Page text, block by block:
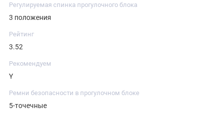
Регулируемая спинка прогулочного блока
3 положения
Рейтинг
3.52
Рекомендуем
Y
Ремни безопасности в прогулочном блоке
5-точечные